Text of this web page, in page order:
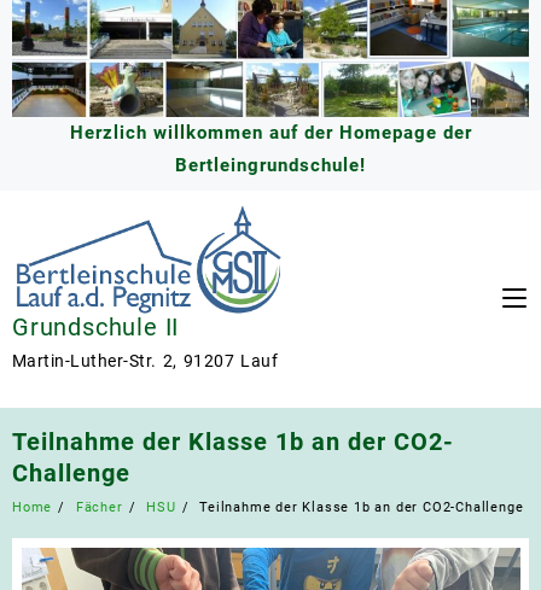
Skip
content
Herzlich willkommen auf der Homepage der
Bertleingrundschule!
Grundschule II
Martin-Luther-Str. 2, 91207 Lauf
Teilnahme der Klasse 1b an der CO2-
Challenge
Home Fächer HSU Teilnahme der Klasse 1b an der CO2-Challenge